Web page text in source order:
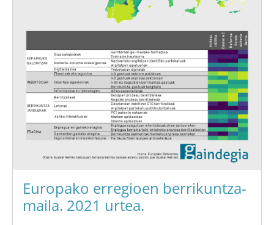
Europako erregioen berrikuntza-
maila. 2021 urtea.